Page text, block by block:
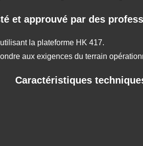
et approuvé par des
la plateforme HK 417.
aux exigences du terrain
Caractéristiques